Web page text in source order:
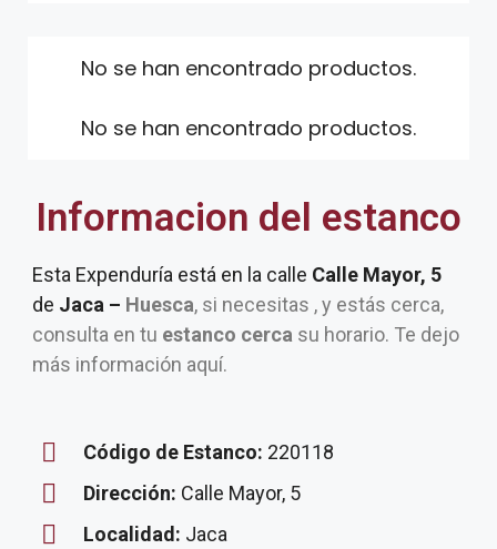
No se han encontrado productos.
No se han encontrado productos.
Informacion del estanco
Esta Expenduría está en la calle Calle Mayor, 5
de Jaca – Huesca, si necesitas , y estás cerca,
consulta en tu estanco cerca su horario. Te dejo
más información aquí.
Código de Estanco: 220118
Dirección: Calle Mayor, 5
Localidad: Jaca